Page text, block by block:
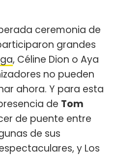
ceremonia de
grandes
, Céline Dion o Aya
no pueden
ahora. Y para esta
de Tom
de puente entre
de sus
y Los